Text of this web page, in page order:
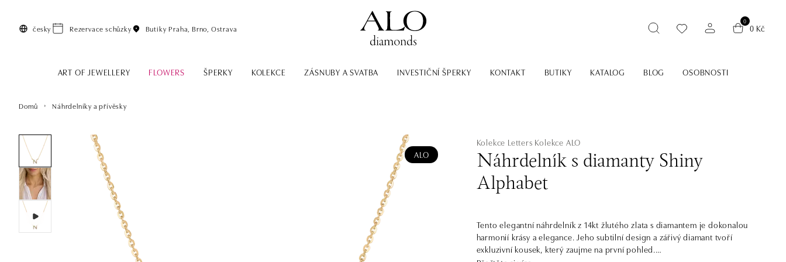
česky Rezervace schůzky Butiky Praha, Brno, Ostrava
0
0 Kč
ART OF JEWELLERY FLOWERS ŠPERKY KOLEKCE ZÁSNUBY A SVATBA INVESTIČNÍ ŠPERKY KONTAKT BUTIKY KATALOG BLOG OSOBNOSTI
Domů Náhrdelníky a přívěsky
ALO
Kolekce Letters Kolekce ALO
Náhrdelník s diamanty Shiny
Alphabet
Tento elegantní náhrdelník z 14kt žlutého zlata s diamantem je dokonalou
harmonií krásy a elegance. Jeho subtilní design a zářivý diamant tvoří
exkluzivní kousek, který zaujme na první pohled.